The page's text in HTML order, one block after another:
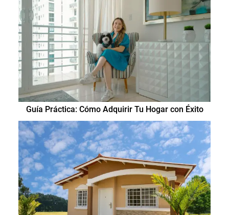
Guía Práctica: Cómo Adquirir Tu Hogar con Éxito